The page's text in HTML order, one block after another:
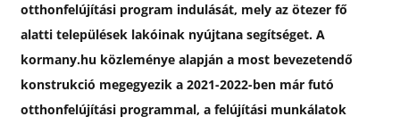
GYIK
otthonfelújítási program indulását, mely az ötezer fő
alatti települések lakóinak nyújtana segítséget. A
kormany.hu közleménye alapján a most bevezetendő
konstrukció megegyezik a 2021-2022-ben már futó
otthonfelújítási programmal, a felújítási munkálatok